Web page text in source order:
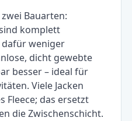
Bauarten:
komplett
weniger
dicht gewebte
besser – ideal für
Viele Jacken
Fleece; das ersetzt
die Zwischenschicht.